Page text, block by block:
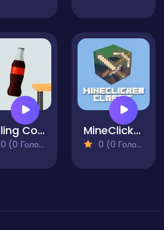
Falling Cola
0 (0 Голосів)
MineClicker
0 (0 Голосів)